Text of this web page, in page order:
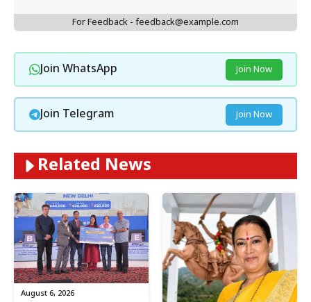
For Feedback - feedback@example.com
Join WhatsApp Join Now
Join Telegram Join Now
Related News
August 6, 2026